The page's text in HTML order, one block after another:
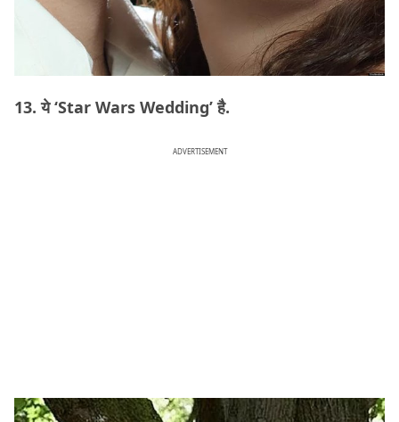
13. ये ‘Star Wars Wedding’ है.
ADVERTISEMENT